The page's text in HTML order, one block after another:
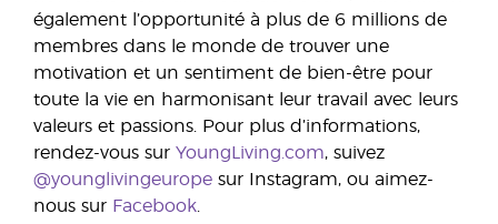
également l’opportunité à plus de 6 millions de
membres dans le monde de trouver une
motivation et un sentiment de bien-être pour
toute la vie en harmonisant leur travail avec leurs
valeurs et passions. Pour plus d’informations,
rendez-vous sur YoungLiving.com, suivez
@younglivingeurope sur Instagram, ou aimez-
nous sur Facebook